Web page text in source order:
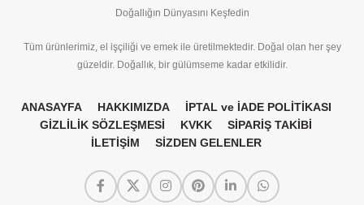
Doğallığın Dünyasını Keşfedin
Tüm ürünlerimiz, el işçiliği ve emek ile üretilmektedir. Doğal olan her şey
güzeldir. Doğallık, bir gülümseme kadar etkilidir.
ANASAYFA HAKKIMIZDA
İPTAL ve İADE POLİTİKASI
GİZLİLİK SÖZLEŞMESİ
KVKK
SİPARİŞ TAKİBİ
İLETİŞİM
SİZDEN GELENLER